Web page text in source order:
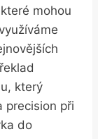
mohou
který
precision při
do